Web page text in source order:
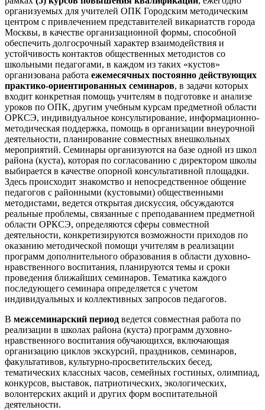
организуемых для учителей ОПК Городским методическим
центром с привлечением представителей викариатств города
Москвы, в качестве организационной формы, способной
обеспечить долгосрочный характер взаимодействия и
устойчивость контактов общественных методистов со
школьными педагогами, в каждом из таких «кустов»
организована работа ежемесячных постоянно действующих
практико-ориентированных семинаров, в задачи которых
входит конкретная помощь учителям в подготовке и анализе
уроков по ОПК, другим учебным курсам предметной области
ОРКСЭ, индивидуальное консультирование, информационно-
методическая поддержка, помощь в организации внеурочной
деятельности, планирование совместных внешкольных
мероприятий. Семинары организуются на базе одной из школ
района (куста), которая по согласованию с директором школы
выбирается в качестве опорной консультативной площадки.
Здесь происходит знакомство и непосредственное общение
педагогов с районными (кустовыми) общественными
методистами, ведется открытая дискуссия, обсуждаются
реальные проблемы, связанные с преподаванием предметной
области ОРКСЭ, определяются сферы совместной
деятельности, конкретизируются возможности приходов по
оказанию методической помощи учителям в реализации
программ дополнительного образования в области духовно-
нравственного воспитания, планируются темы и сроки
проведения ближайших семинаров. Тематика каждого
последующего семинара определяется с учетом
индивидуальных и коллективных запросов педагогов.
В межсеминарский период ведется совместная работа по
реализации в школах района (куста) программ духовно-
нравственного воспитания обучающихся, включающая
организацию циклов экскурсий, праздников, семинаров,
факультативов, культурно-просветительских бесед,
тематических классных часов, семейных гостиных, олимпиад,
конкурсов, выставок, патриотических, экологических,
волонтерских акций и других форм воспитательной
деятельности.